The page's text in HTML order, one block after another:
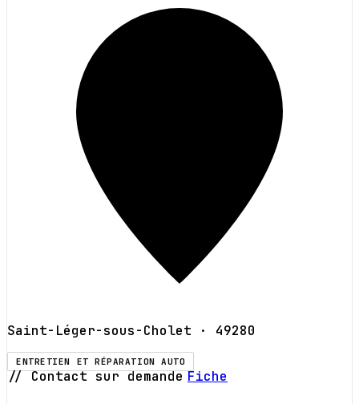
Saint-Léger-sous-Cholet · 49280
ENTRETIEN ET RÉPARATION AUTO
// Contact sur demande Fiche